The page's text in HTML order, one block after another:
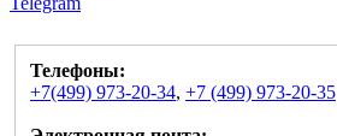
Телефоны:
+7(499) 973-20-34, +7 (499) 973-20-35